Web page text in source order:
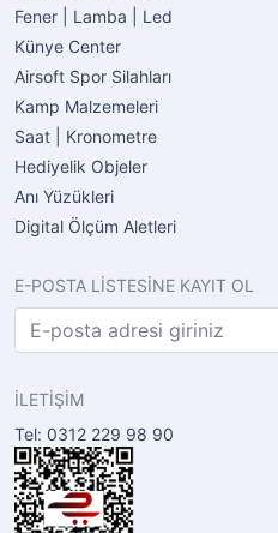
Fener | Lamba | Led
Künye Center
Airsoft Spor Silahları
Kamp Malzemeleri
Saat | Kronometre
Hediyelik Objeler
Anı Yüzükleri
Digital Ölçüm Aletleri
E-POSTA LİSTESİNE KAYIT OL
İLETİŞİM
Tel: 0312 229 98 90